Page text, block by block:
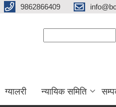
9862866409
ग्यालरी न्यायिक समिति